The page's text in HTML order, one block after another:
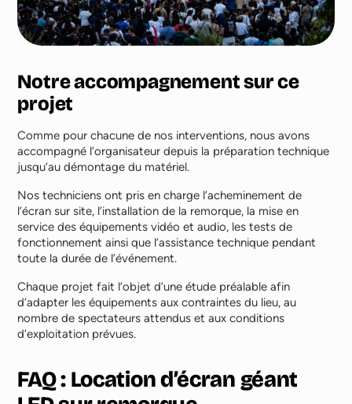
Notre accompagnement sur ce
projet
Comme pour chacune de nos interventions, nous avons
accompagné l’organisateur depuis la préparation technique
jusqu’au démontage du matériel.
Nos techniciens ont pris en charge l’acheminement de
l’écran sur site, l’installation de la remorque, la mise en
service des équipements vidéo et audio, les tests de
fonctionnement ainsi que l’assistance technique pendant
toute la durée de l’événement.
Chaque projet fait l’objet d’une étude préalable afin
d’adapter les équipements aux contraintes du lieu, au
nombre de spectateurs attendus et aux conditions
d’exploitation prévues.
FAQ : Location d’écran géant